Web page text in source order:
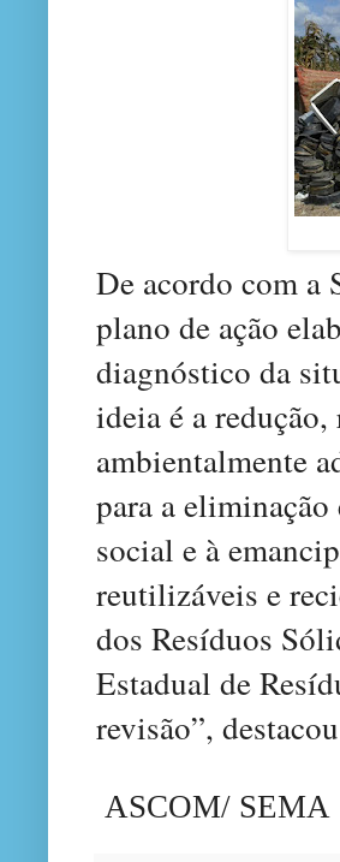
De acordo com a
plano de ação
diagnóstico da
ideia é a
ambientalmente
para a
social e à
reutilizáveis e
dos Resíduos
Estadual de
revisão”,
ASCOM/ SEMA